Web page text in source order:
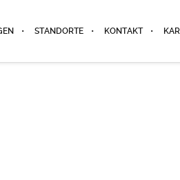
STANDORTE KONTAKT